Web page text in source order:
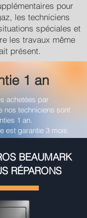
pour
les techniciens
spéciales et
les travaux même
présent.
1 an
achetées par
nos techniciens sont
1 an.
est garantie 3 mois.
BEAUMARK
RÉPARONS